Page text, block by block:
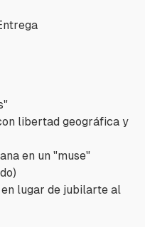
libertad geográfica y
en un "muse"
lugar de jubilarte al